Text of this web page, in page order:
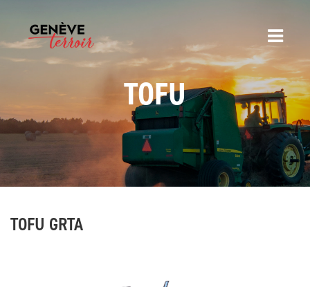
TOFU
TOFU GRTA